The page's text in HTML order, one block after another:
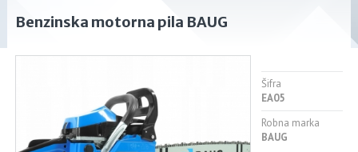
Benzinska motorna pila BAUG
Šifra
EA05
Robna marka
BAUG